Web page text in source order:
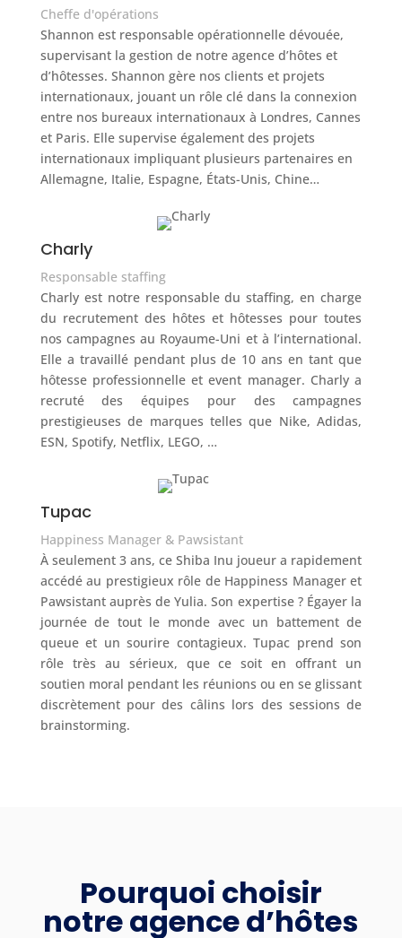
Cheffe d'opérations
Shannon est responsable opérationnelle dévouée,
supervisant la gestion de notre agence d’hôtes et
d’hôtesses. Shannon gère nos clients et projets
internationaux, jouant un rôle clé dans la connexion
entre nos bureaux internationaux à Londres, Cannes
et Paris. Elle supervise également des projets
internationaux impliquant plusieurs partenaires en
Allemagne, Italie, Espagne, États-Unis, Chine…
Charly
Responsable staffing
Charly est notre responsable du staffing, en charge
du recrutement des hôtes et hôtesses pour toutes
nos campagnes au Royaume-Uni et à l’international.
Elle a travaillé pendant plus de 10 ans en tant que
hôtesse professionnelle et event manager. Charly a
recruté des équipes pour des campagnes
prestigieuses de marques telles que Nike, Adidas,
ESN, Spotify, Netflix, LEGO, …
Tupac
Happiness Manager & Pawsistant
À seulement 3 ans, ce Shiba Inu joueur a rapidement
accédé au prestigieux rôle de Happiness Manager et
Pawsistant auprès de Yulia. Son expertise ? Égayer la
journée de tout le monde avec un battement de
queue et un sourire contagieux. Tupac prend son
rôle très au sérieux, que ce soit en offrant un
soutien moral pendant les réunions ou en se glissant
discrètement pour des câlins lors des sessions de
brainstorming.
Pourquoi choisir
notre agence d’hôtes